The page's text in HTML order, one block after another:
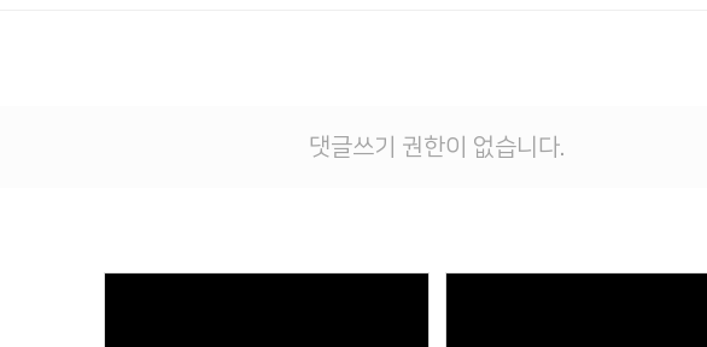
댓글쓰기 권한이 없습니다.